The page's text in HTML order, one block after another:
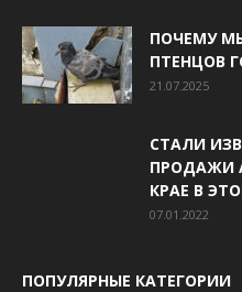
ПОЧЕМУ
ПТЕНЦОВ
21.07.2025
СТАЛИ
ПРОДАЖИ
КРАЕ В
07.01.2022
ПОПУЛЯРНЫЕ КАТЕГОРИИ